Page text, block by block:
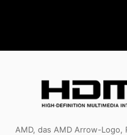
AMD, das AMD Arrow-Logo,